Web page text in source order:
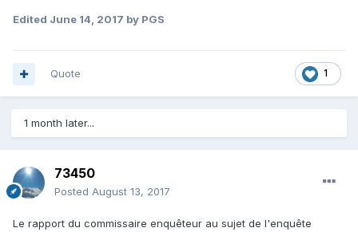
Edited June 14, 2017 by PGS
1
Quote
1 month later...
73450
Posted August 13, 2017
Le rapport du commissaire enquêteur au sujet de l'enquête